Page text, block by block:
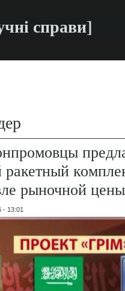
справи]
рыночной цены
- 13:01